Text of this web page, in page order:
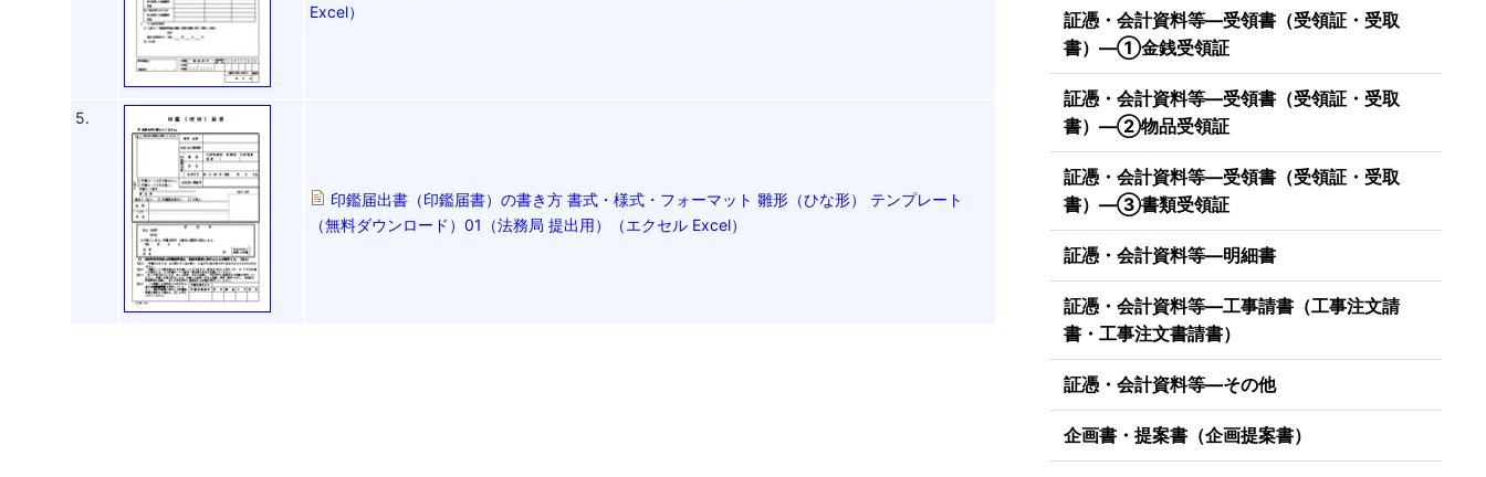
Excel）
5.
印鑑届出書（印鑑届書）の書き方 書式・様式・フォーマット 雛形（ひな形） テンプレート
（無料ダウンロード）01（法務局 提出用）（エクセル Excel）
証憑・会計資料等―受領書（受領証・受取
書）―①金銭受領証
証憑・会計資料等―受領書（受領証・受取
書）―②物品受領証
証憑・会計資料等―受領書（受領証・受取
書）―③書類受領証
証憑・会計資料等―明細書
証憑・会計資料等―工事請書（工事注文請
書・工事注文書請書）
証憑・会計資料等―その他
企画書・提案書（企画提案書）